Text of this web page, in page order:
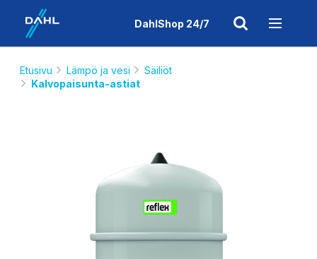
DahlShop 24/7
Etusivu Lämpö ja vesi
Säiliöt
Kalvopaisunta-astiat